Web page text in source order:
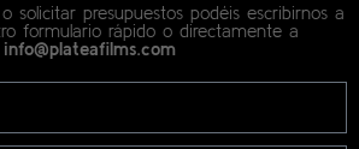
solicitar presupuestos podéis escribirnos a
formulario rápido o directamente a
info@plateafilms.com